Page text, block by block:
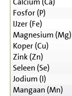
Fosfor (P)
IJzer (Fe)
Magnesium (Mg)
Koper (Cu)
Zink (Zn)
Seleen (Se)
Jodium (I)
Mangaan (Mn)